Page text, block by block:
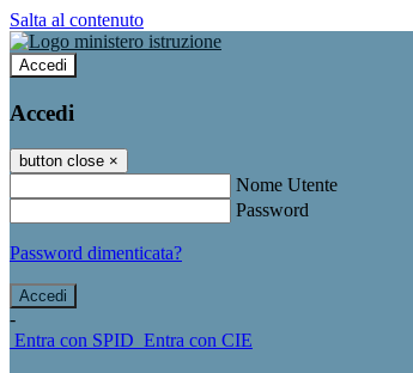
Salta al contenuto
Accedi
Accedi
button close ×
Nome Utente
Password
Password dimenticata?
-
Entra con SPID Entra con CIE